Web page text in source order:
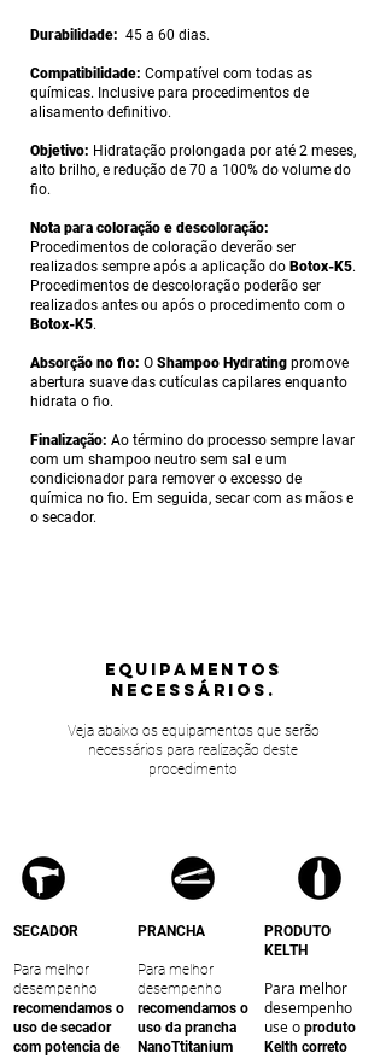
Durabilidade: 45 a 60 dias.
Compatibilidade: Compatível com todas as
químicas. Inclusive para procedimentos de
alisamento definitivo.
Objetivo: Hidratação prolongada por até 2 meses,
alto brilho, e redução de 70 a 100% do volume do
fio.
Nota para coloração e descoloração:
Procedimentos de coloração deverão ser
realizados sempre após a aplicação do Botox-K5.
Procedimentos de descoloração poderão ser
realizados antes ou após o procedimento com o
Botox-K5.
Absorção no fio: O Shampoo Hydrating promove
abertura suave das cutículas capilares enquanto
hidrata o fio.
Finalização: Ao término do processo sempre lavar
com um shampoo neutro sem sal e um
condicionador para remover o excesso de
química no fio. Em seguida, secar com as mãos e
o secador.
equipamentos
NECESSÁRIOS.
Veja abaixo os equipamentos que serão
necessários para realização deste
procedimento
SECADOR
Para melhor
desempenho
recomendamos o
uso de secador
com potencia de
PRANCHA
Para melhor
desempenho
recomendamos o
uso da prancha
NanoTtitanium
PRODUTO
KELTH
Para melhor
desempenho
use o produto
Kelth correto